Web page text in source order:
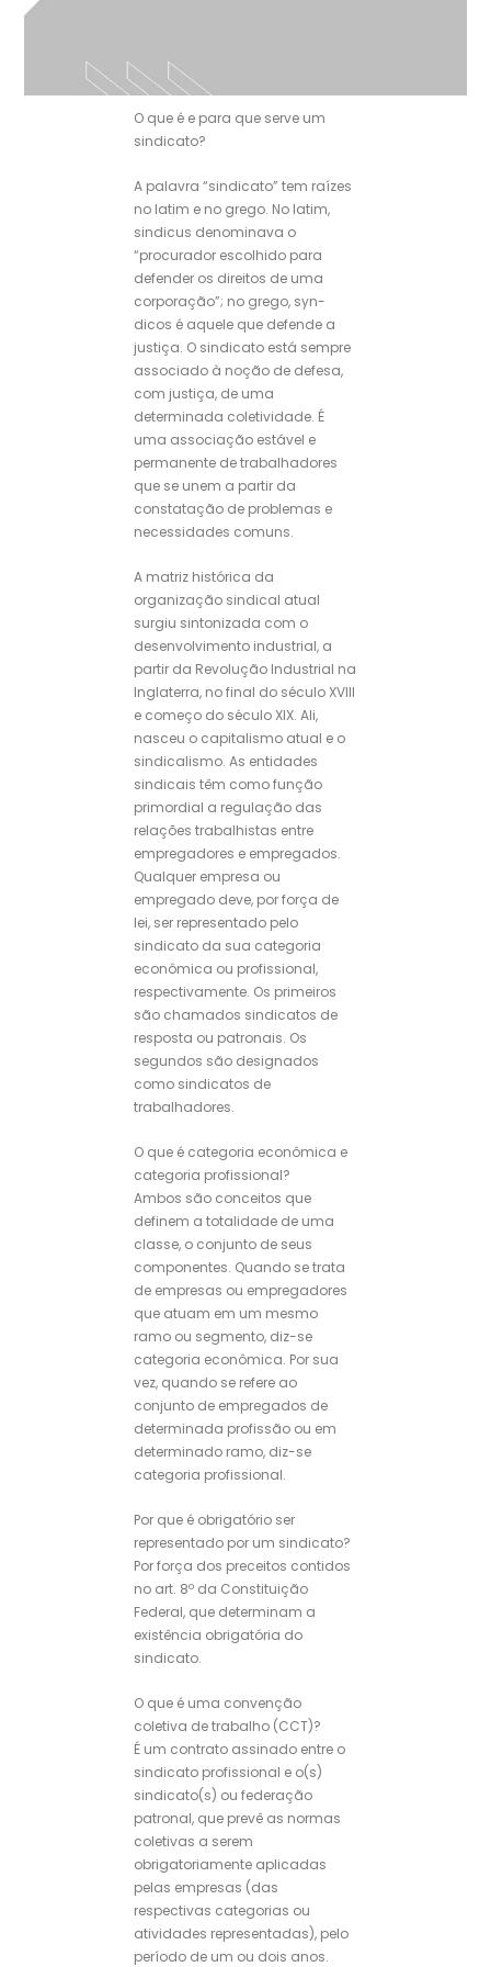
O que é e para que serve um
sindicato?
A palavra “sindicato” tem raízes
no latim e no grego. No latim,
sindicus denominava o
“procurador escolhido para
defender os direitos de uma
corporação”; no grego, syn-
dicos é aquele que defende a
justiça. O sindicato está sempre
associado à noção de defesa,
com justiça, de uma
determinada coletividade. É
uma associação estável e
permanente de trabalhadores
que se unem a partir da
constatação de problemas e
necessidades comuns.
A matriz histórica da
organização sindical atual
surgiu sintonizada com o
desenvolvimento industrial, a
partir da Revolução Industrial na
Inglaterra, no final do século XVIII
e começo do século XIX. Ali,
nasceu o capitalismo atual e o
sindicalismo. As entidades
sindicais têm como função
primordial a regulação das
relações trabalhistas entre
empregadores e empregados.
Qualquer empresa ou
empregado deve, por força de
lei, ser representado pelo
sindicato da sua categoria
econômica ou profissional,
respectivamente. Os primeiros
são chamados sindicatos de
resposta ou patronais. Os
segundos são designados
como sindicatos de
trabalhadores.
O que é categoria econômica e
categoria profissional?
Ambos são conceitos que
definem a totalidade de uma
classe, o conjunto de seus
componentes. Quando se trata
de empresas ou empregadores
que atuam em um mesmo
ramo ou segmento, diz-se
categoria econômica. Por sua
vez, quando se refere ao
conjunto de empregados de
determinada profissão ou em
determinado ramo, diz-se
categoria profissional.
Por que é obrigatório ser
representado por um sindicato?
Por força dos preceitos contidos
no art. 8º da Constituição
Federal, que determinam a
existência obrigatória do
sindicato.
O que é uma convenção
coletiva de trabalho (CCT)?
É um contrato assinado entre o
sindicato profissional e o(s)
sindicato(s) ou federação
patronal, que prevê as normas
coletivas a serem
obrigatoriamente aplicadas
pelas empresas (das
respectivas categorias ou
atividades representadas), pelo
período de um ou dois anos.